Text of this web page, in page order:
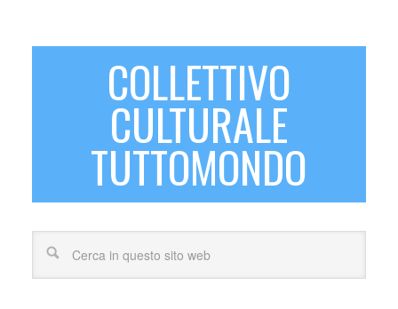
COLLETTIVO
CULTURALE
TUTTOMONDO